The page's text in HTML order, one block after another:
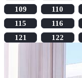
109
110
115
116
121
122